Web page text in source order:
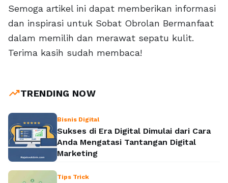
Semoga artikel ini dapat memberikan informasi
dan inspirasi untuk Sobat Obrolan Bermanfaat
dalam memilih dan merawat sepatu kulit.
Terima kasih sudah membaca!
trending_upTRENDING NOW
Bisnis Digital
Sukses di Era Digital Dimulai dari Cara
Anda Mengatasi Tantangan Digital
Marketing
Tips Trick